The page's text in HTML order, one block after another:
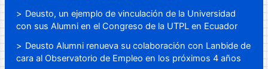
Deusto, un ejemplo de vinculación de la Universidad
con sus Alumni en el Congreso de la UTPL en Ecuador
Deusto Alumni renueva su colaboración con Lanbide de
cara al Observatorio de Empleo en los próximos 4 años